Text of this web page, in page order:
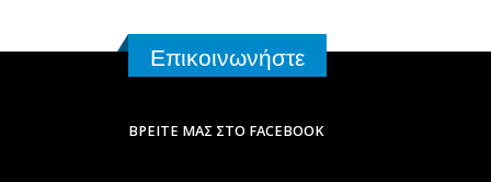
Επικοινωνήστε
ΒΡΕΊΤΕ ΜΑΣ ΣΤΟ FACEBOOK